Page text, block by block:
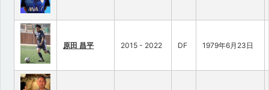
原田 昌平 2015 - 2022 DF 1979年6月23日